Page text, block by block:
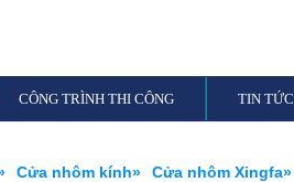
CÔNG TRÌNH THI CÔNG TIN TỨC
Cửa nhôm kính» Cửa nhôm Xingfa»